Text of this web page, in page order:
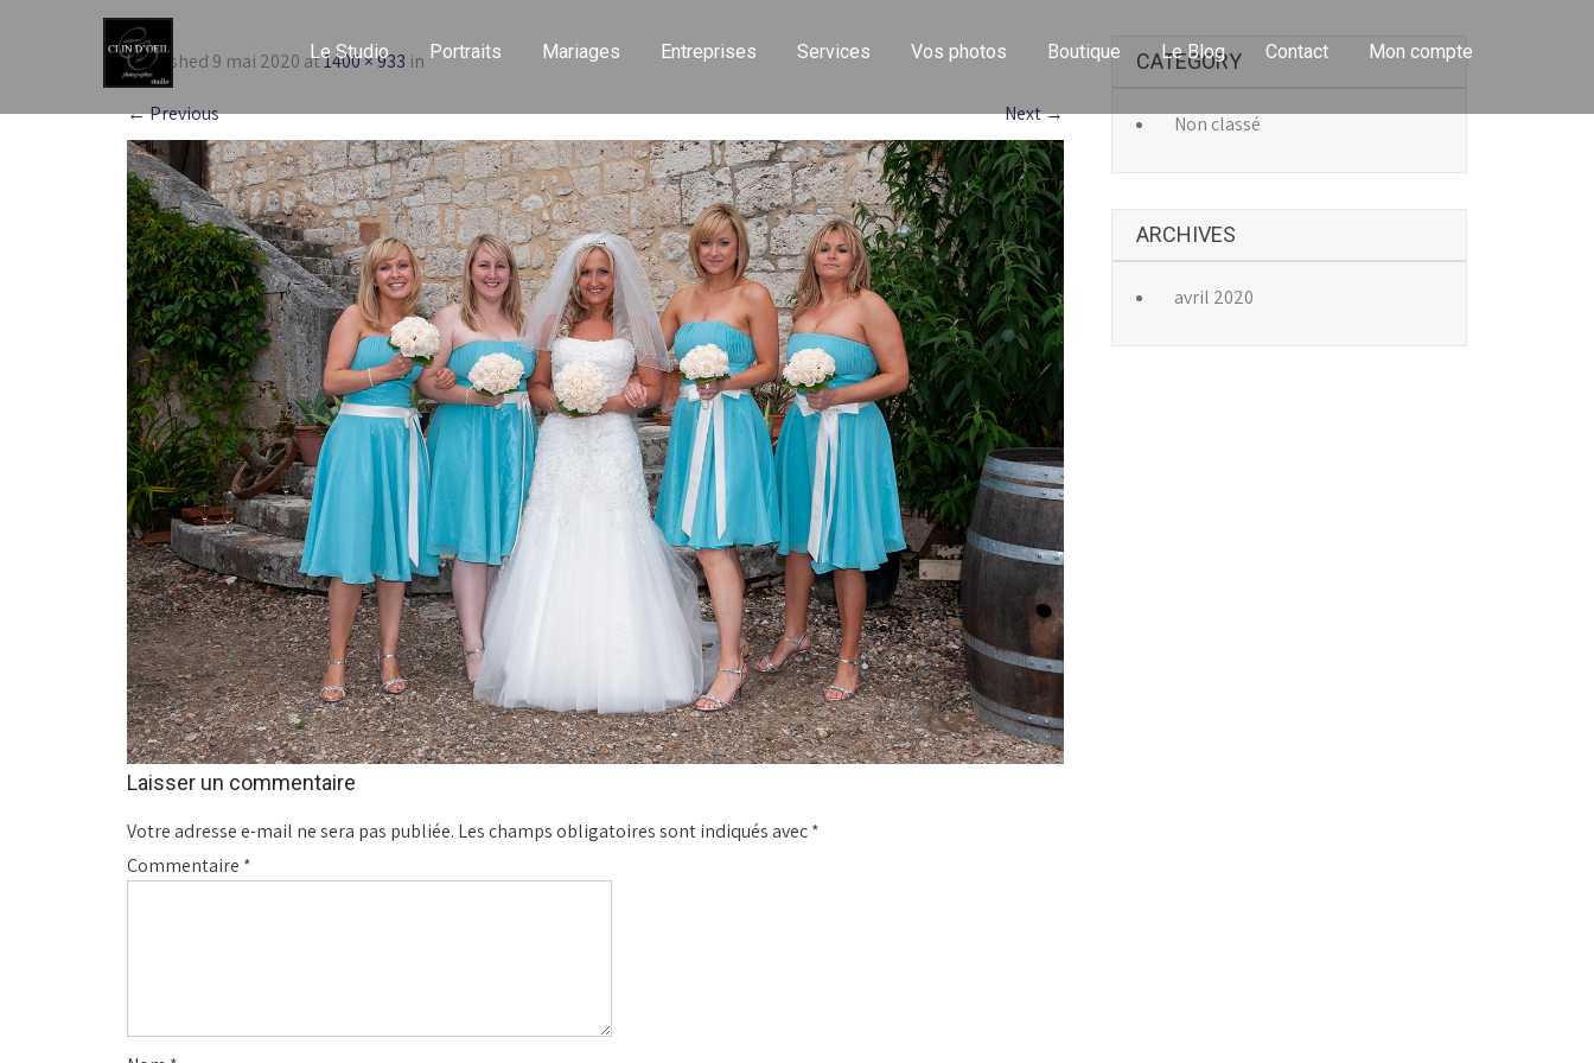
Le Studio Portraits Mariages Entreprises Services Vos photos Boutique Le Blog Contact Mon compte
Published 9 mai 2020 at1400 × 933 in
←Previous Next→
Laisser un commentaire
Votre adresse e-mail ne sera pas publiée. Les champs obligatoires sont indiqués avec*
Commentaire *
CATEGORY
Non classé
ARCHIVES
avril 2020